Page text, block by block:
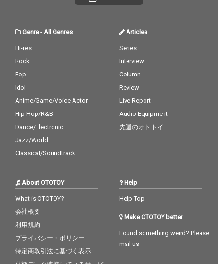
Genre- All Genres
Hi-res
Rock
Pop
Idol
Anime/Game/Voice Actor
Hip Hop/R&B
Dance/Electronic
Jazz/World
Classical/Soundtrack
Articles
Series
Interview
Column
Review
Live Report
Audio Equipment
先週のオトトイ
About OTOTOY
What is OTOTOY?
会社概要
利用規約
プライバシー・ポリシー
特定商取引法に基づく表示
Help
Help Top
Make OTOTOY better
Found something weird? Please
mail us